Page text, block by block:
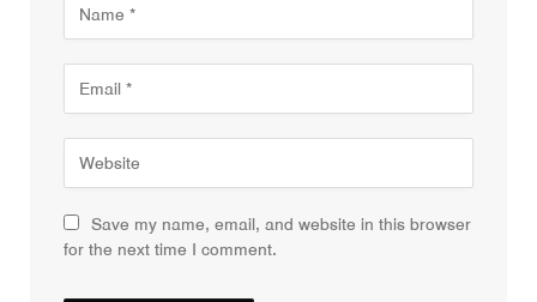
Save my name, email, and website in this browser
for the next time I comment.